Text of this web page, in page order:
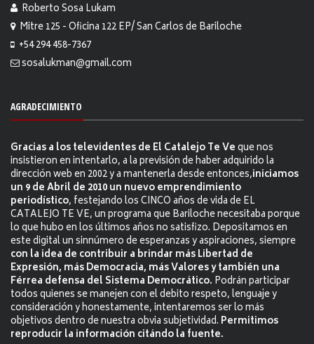
Roberto Sosa Lukam
Mitre 125 - Oficina 122 EP/ San Carlos de Bariloche
+54 294 458-7367
sosalukman@gmail.com
AGRADECIMIENTO
Gracias a los televidentes de El Catalejo Te Veque nos
insistieron en intentarlo, a la previsión de haber adquirido la
dirección web en 2002 y a mantenerla desde entonces,iniciamos
un 9 de Abril de 2010 un nuevo emprendimiento
periodístico, festejando los CINCO años de vida de EL
CATALEJO TE VE, un programa que Bariloche necesitaba porque
lo que hubo en los últimos años no satisfizo. Depositamos en
este digital un sinnúmero de esperanzas y aspiraciones, siempre
con la idea de contribuir a brindar más Libertad de
Expresión, más Democracia, más Valores y también una
Férrea defensa del Sistema Democrático. Podrán participar
todos quienes se manejen con el debito respeto, lenguaje y
consideración y honestamente, intentaremos ser lo más
objetivos dentro de nuestra obvia subjetividad. Permitimos
reproducir la información citándo la fuente.